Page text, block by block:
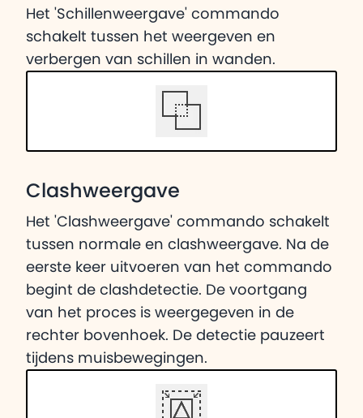
Het 'Schillenweergave' commando
schakelt tussen het weergeven en
verbergen van schillen in wanden.
Clashweergave
Het 'Clashweergave' commando schakelt
tussen normale en clashweergave. Na de
eerste keer uitvoeren van het commando
begint de clashdetectie. De voortgang
van het proces is weergegeven in de
rechter bovenhoek. De detectie pauzeert
tijdens muisbewegingen.